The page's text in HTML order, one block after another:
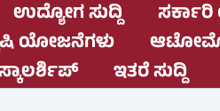
ಉದ್ಯೋಗ ಸುದ್ದಿ
ಯೋಜನೆಗಳು
ಇತರೆ ಸುದ್ದಿ